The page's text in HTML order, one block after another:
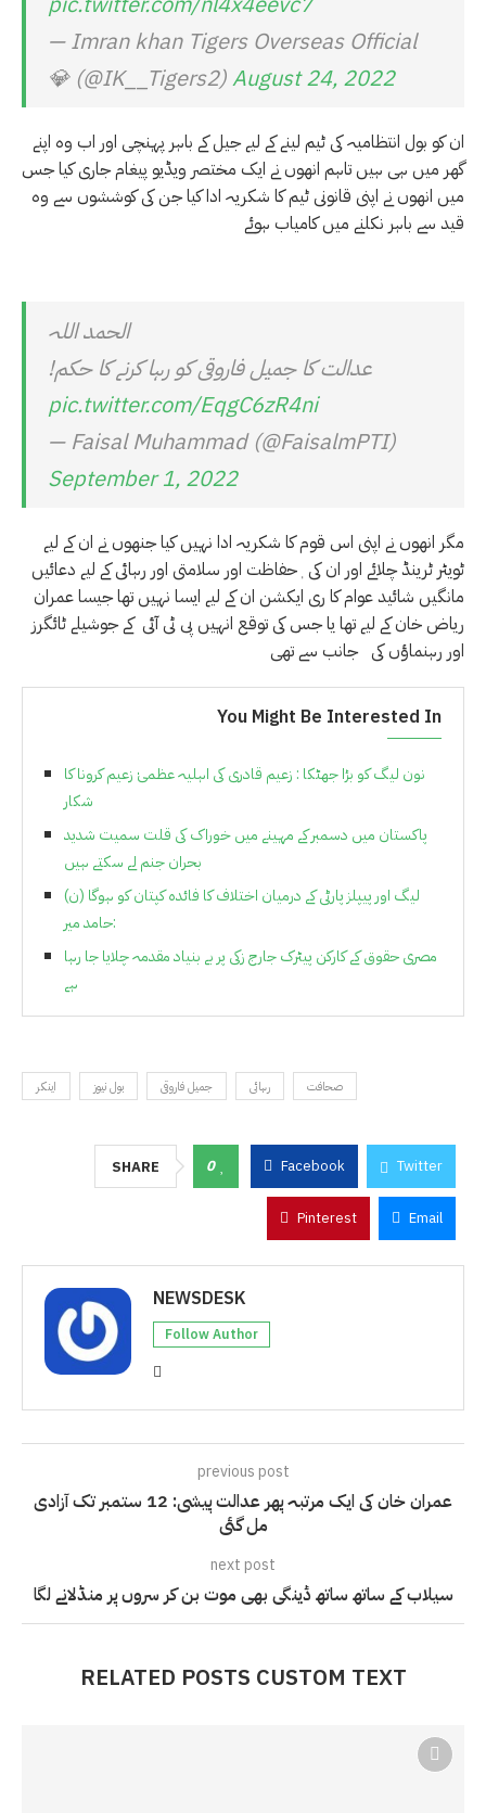
— Imran khan Tigers Overseas Official
💎 (@IK__Tigers2)August 24, 2022
ان کو بول انتظامیہ کی ٹیم لینے کے لیے جیل کے باہر پہنچی اور اب وہ اپنے
گھر میں ہی ہیں تاہم انھوں نے ایک مختصر ویڈیو پیغام جاری کیا جس
میں انھوں نے اپنی قانونی ٹیم کا شکریہ ادا کیا جن کی کوششوں سے وہ
قید سے باہر نکلنے میں کامیاب ہوئے
الحمد اللہ
عدالت کا جمیل فاروقی کو رہا کرنے کا حکم!
pic.twitter.com/EqgC6zR4ni
— Faisal Muhammad (@FaisalmPTI)
September 1, 2022
مگر انھوں نے اپنی اس قوم کا شکریہ ادا نہیں کیا جنھوں نے ان کے لیے
ٹویٹر ٹرینڈ چلائے اور ان کی ٖحفاظت اور سلامتی اور رہائی کے لیے دعائیں
مانگیں شائید عوام کا ری ایکشن ان کے لیے ایسا نہیں تھا جیسا عمران
ریاض خان کے لیے تھا یا جس کی توقع انہیں پی ٹی آئی کے جوشیلے ٹائگرز
اور رہنماؤں کی جانب سے تھی
You Might Be Interested In
نون لیگ کو بڑا جھٹکا : زعیم قادری کی اہلیہ عظمیٰ زعیم کرونا کا
شکار
پاکستان میں دسمبر کے مہینے میں خوراک کی قلت سمیت شدید
بحران جنم لے سکتے ہیں
(ن) لیگ اور پیپلز پارٹی کے درمیان اختلاف کا فائدہ کپتان کو ہوگا
:حامد میر
مصری حقوق کے کارکن پیٹرک جارج زکی پر بے بنیاد مقدمہ چلایا جا رہا
ہے
اینکر بول نیوز جمیل فاروقی رہائی صحافت
SHARE 0 Facebook Twitter
Pinterest Email
NEWSDESK
Follow Author
previous post
عمران خان کی ایک مرتبہ پھر عدالت پیشی: 12 ستمبر تک آزادی
مل گئی
next post
سیلاب کے ساتھ ساتھ ڈینگی بھی موت بن کر سروں پر منڈلانے لگا
RELATED POSTS CUSTOM TEXT